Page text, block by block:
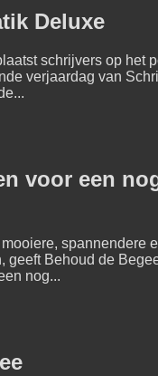
Deluxe
schrijvers op het
verjaardag van
voor een
spannendere
geeft Behoud de
nog...